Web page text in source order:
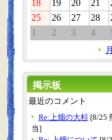
18
19 20 21
25
26 27 28
1
2 3 4
掲示板
最近のコメント
Re:上畑の大杉 [8/25
当]